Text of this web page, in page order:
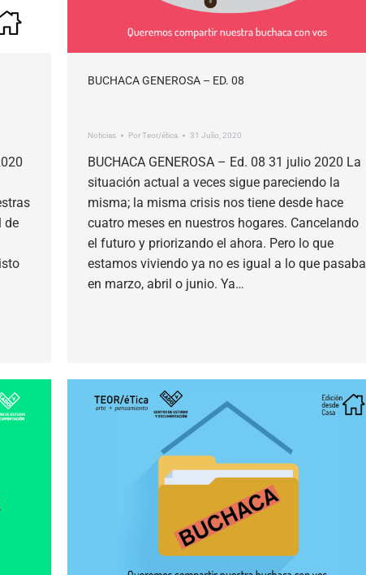
de
BUCHACA GENEROSA – ED. 08
Noticias PorTeor/ética 31 Julio, 2020
BUCHACA GENEROSA – Ed. 08 31 julio 2020 La
situación actual a veces sigue pareciendo la
misma; la misma crisis nos tiene desde hace
cuatro meses en nuestros hogares. Cancelando
el futuro y priorizando el ahora. Pero lo que
estamos viviendo ya no es igual a lo que pasaba
en marzo, abril o junio. Ya…